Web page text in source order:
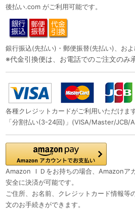
後払い.com がご利用可能です。
銀行振込(先払い)・郵便振替(先払い)、お
※代金引換便は、お電話でのご注文のみ
各種クレジットカードがご利用いただけます
「分割払い(3-24回)」(VISA/Master/JCB/
Amazon ＩＤをお持ちの場合、Amazonア
安全に決済が可能です。
ご住所、お名前、クレジットカード情報等
文のお手続きができます。